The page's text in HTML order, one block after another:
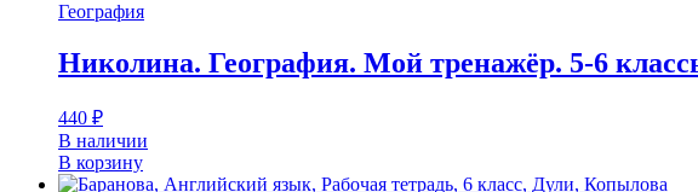
География
Николина. География. Мой тренажёр. 5-6
440 ₽
В наличии
В корзину